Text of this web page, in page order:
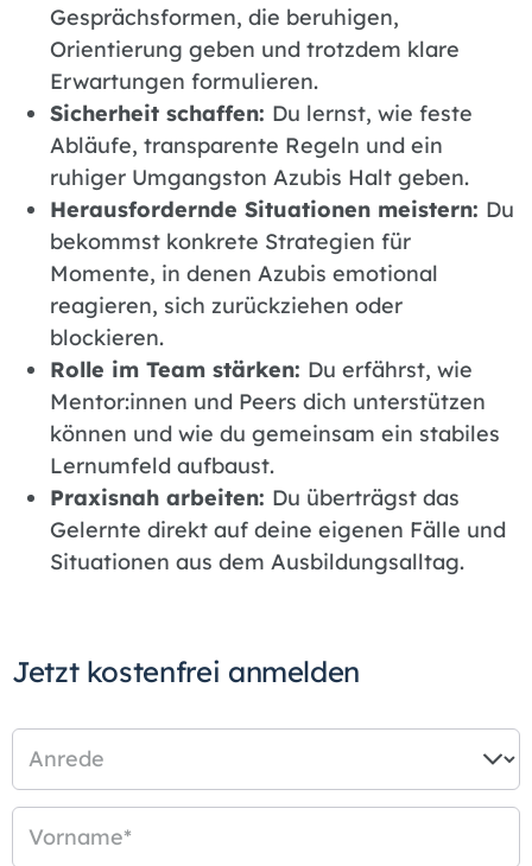
Gesprächsformen, die beruhigen,
Orientierung geben und trotzdem klare
Erwartungen formulieren.
Sicherheit schaffen: Du lernst, wie feste
Abläufe, transparente Regeln und ein
ruhiger Umgangston Azubis Halt geben.
Herausfordernde Situationen meistern: Du
bekommst konkrete Strategien für
Momente, in denen Azubis emotional
reagieren, sich zurückziehen oder
blockieren.
Rolle im Team stärken: Du erfährst, wie
Mentor:innen und Peers dich unterstützen
können und wie du gemeinsam ein stabiles
Lernumfeld aufbaust.
Praxisnah arbeiten: Du überträgst das
Gelernte direkt auf deine eigenen Fälle und
Situationen aus dem Ausbildungsalltag.
Jetzt kostenfrei anmelden
Anrede
Vorname*